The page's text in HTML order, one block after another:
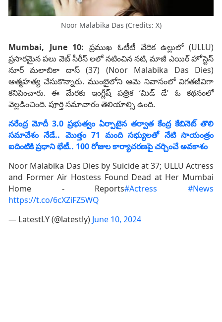
Noor Malabika Das (Credits: X)
Mumbai, June 10: ప్రముఖ ఓటీటీ వేదిక ఉల్లులో (ULLU)
ప్రసారమైన పలు వెబ్ సీరీస్ లలో నటించిన నటి, మాజీ ఎయిర్ హోస్టెస్
నూర్ మలాబికా దాస్ (37) (Noor Malabika Das Dies)
ఆత్మహత్య చేసుకొన్నారు. ముంబైలోని ఆమె నివాసంలో విగతజీవిగా
కనిపించారు. ఈ మేరకు ఇంగ్లీష్ పత్రిక ‘మిడ్ డే’ ఓ కథనంలో
వెల్లడించింది. పూర్తి సమాచారం తెలియాల్సి ఉంది.
నరేంద్ర మోదీ 3.0 ప్రభుత్వం ఏర్పాటైన తర్వాత కేంద్ర కేబినెట్‌ తొలి
సమావేశం నేడే.. మొత్తం 71 మంది సభ్యులతో నేటి సాయంత్రం
ఐదింటికి ప్రధాని భేటీ.. 100 రోజుల కార్యాచరణపై చర్చించే అవకాశం
Noor Malabika Das Dies by Suicide at 37; ULLU Actress
and Former Air Hostess Found Dead at Her Mumbai
Home - Reports#Actress
#News
https://t.co/6cXZiFZ5WQ
— LatestLY (@latestly) June 10, 2024